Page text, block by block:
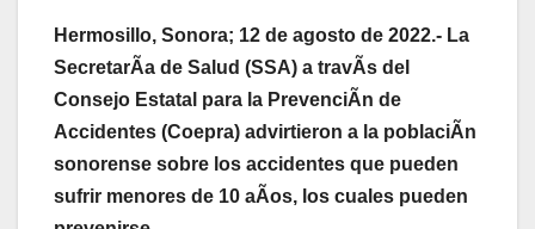
Hermosillo, Sonora; 12 de agosto de 2022.- La
SecretarÃa de Salud (SSA) a travÃs del
Consejo Estatal para la PrevenciÃn de
Accidentes (Coepra) advirtieron a la poblaciÃn
sonorense sobre los accidentes que pueden
sufrir menores de 10 aÃos, los cuales pueden